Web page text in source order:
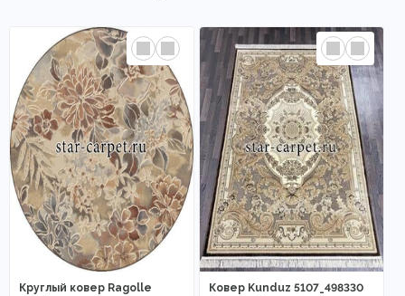
Круглый ковер Ragolle
Ковер Kunduz 5107_498330